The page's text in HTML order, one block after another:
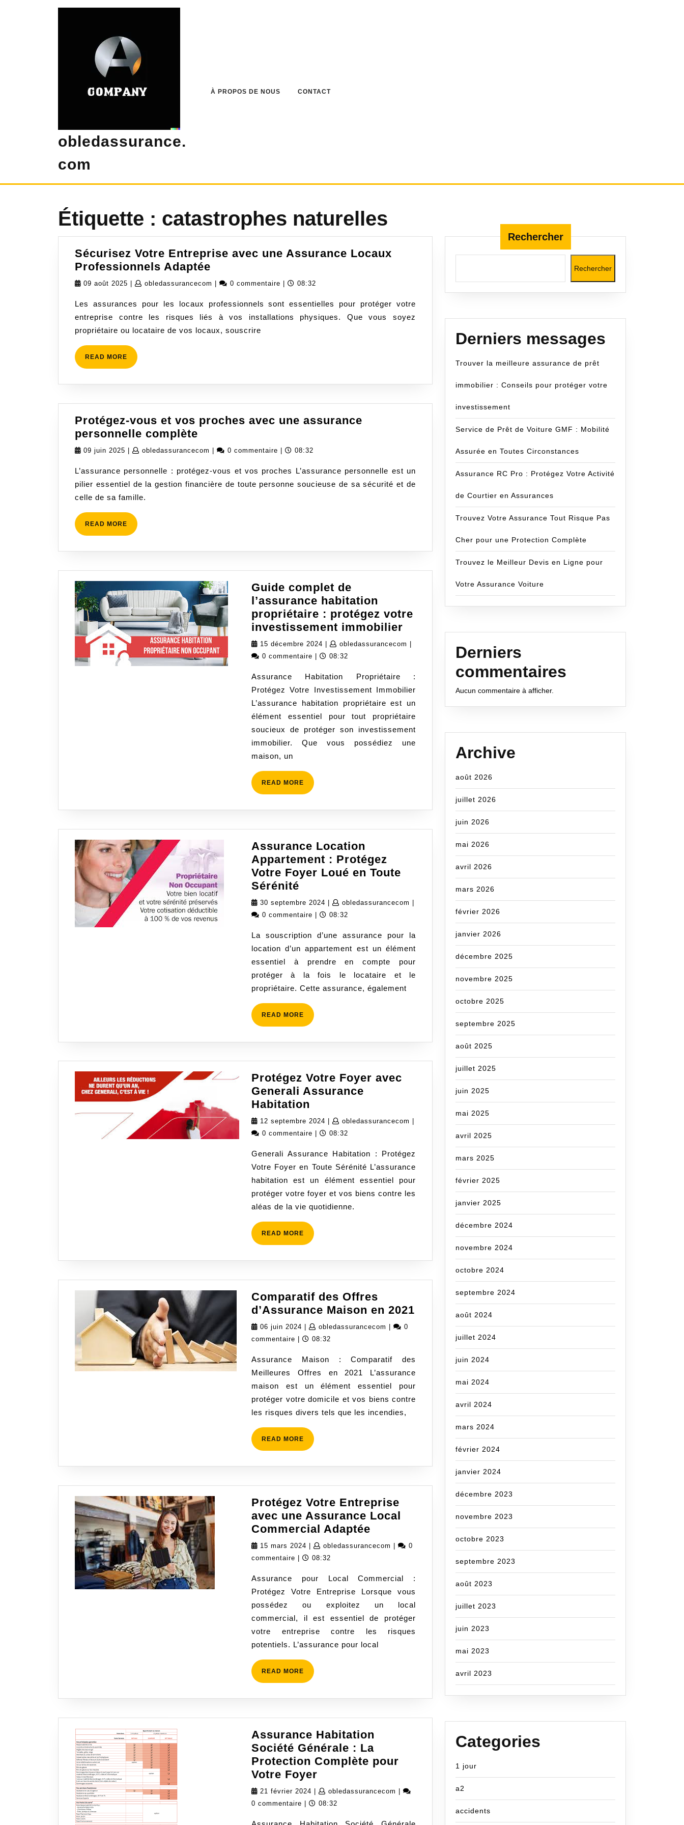
obledassurance.
com
À PROPOS DE NOUS CONTACT
Étiquette : catastrophes naturelles
Sécurisez Votre Entreprise avec une Assurance Locaux
Professionnels Adaptée
Votre
avec
une
Assurance
09 août 2025 09
2025
obledassurancecom obledassurancecom
0 commentaire 08:32
Les assurances pour les locaux professionnels sont essentielles pour protéger votre
entreprise contre les risques liés à vos installations physiques. Que vous soyez
propriétaire ou locataire de vos locaux, souscrire
READ MORE READ
MORE
Protégez-vous et vos proches avec une assurance
personnelle complète
vous
vos
proches
complète
09 juin 2025 09
2025
obledassurancecom obledassurancecom
0 commentaire 08:32
L’assurance personnelle : protégez-vous et vos proches L’assurance personnelle est un
pilier essentiel de la gestion financière de toute personne soucieuse de sa sécurité et de
celle de sa famille.
READ MORE READ
MORE
Guide complet de
l’assurance habitation
propriétaire : protégez votre
investissement immobilier
complet
l’assurance
habitation
propriétaire
protégez
votre
investissement
immobilier
15 décembre 2024 15
décembre
obledassurancecom obledassurancecom
0 commentaire
08:32
Assurance Habitation Propriétaire :
Protégez Votre Investissement Immobilier
L’assurance habitation propriétaire est un
élément essentiel pour tout propriétaire
soucieux de protéger son investissement
immobilier. Que vous possédiez une
maison, un
READ MORE READ
MORE
Assurance Location
Appartement : Protégez
Votre Foyer Loué en Toute
Sérénité
Location
Appartement
Protégez
Votre
Foyer
Loué
en
Toute
Sérénité
30 septembre 2024 30
septembre
| obledassurancecom obledassurancecom
|
0 commentaire | 08:32
La souscription d’une assurance pour la
location d’un appartement est un élément
essentiel à prendre en compte pour
protéger à la fois le locataire et le
propriétaire. Cette assurance, également
READ MORE READ
MORE
Protégez Votre Foyer avec
Generali Assurance
Habitation
Votre
Foyer
Generali
Assurance
Habitation
12 septembre 2024 12
septembre
obledassurancecom obledassurancecom
0 commentaire
08:32
Generali Assurance Habitation : Protégez
Votre Foyer en Toute Sérénité L’assurance
habitation est un élément essentiel pour
protéger votre foyer et vos biens contre les
aléas de la vie quotidienne.
READ MORE READ
MORE
Comparatif des Offres
d’Assurance Maison en 2021 Comparatif
d’Assurance
Maison
en
2021
06 juin 2024 06
juin
obledassurancecom obledassurancecom
0
commentaire
08:32
Assurance Maison : Comparatif des
Meilleures Offres en 2021 L’assurance
maison est un élément essentiel pour
protéger votre domicile et vos biens contre
les risques divers tels que les incendies,
READ MORE READ
MORE
Protégez Votre Entreprise
avec une Assurance Local
Commercial Adaptée
Votre
une
Assurance
Local
Commercial
Adaptée
15 mars 2024 15
mars
obledassurancecom obledassurancecom
0
commentaire
08:32
Assurance pour Local Commercial :
Protégez Votre Entreprise Lorsque vous
possédez ou exploitez un local
commercial, il est essentiel de protéger
votre entreprise contre les risques
potentiels. L’assurance pour local
READ MORE READ
MORE
Assurance Habitation
Société Générale : La
Protection Complète pour
Votre Foyer
Habitation
Société
21 février 2024 21
février
| obledassurancecom obledassurancecom
|
0 commentaire | 08:32
Rechercher
Rechercher
Derniers messages
Trouver la meilleure assurance de prêt
immobilier : Conseils pour protéger votre
investissement
Service de Prêt de Voiture GMF : Mobilité
Assurée en Toutes Circonstances
Assurance RC Pro : Protégez Votre Activité
de Courtier en Assurances
Trouvez Votre Assurance Tout Risque Pas
Cher pour une Protection Complète
Trouvez le Meilleur Devis en Ligne pour
Votre Assurance Voiture
Derniers
commentaires
Aucun commentaire à afficher.
Archive
août 2026
juillet 2026
juin 2026
mai 2026
avril 2026
mars 2026
février 2026
janvier 2026
décembre 2025
novembre 2025
octobre 2025
septembre 2025
août 2025
juillet 2025
juin 2025
mai 2025
avril 2025
mars 2025
février 2025
janvier 2025
décembre 2024
novembre 2024
octobre 2024
septembre 2024
août 2024
juillet 2024
juin 2024
mai 2024
avril 2024
mars 2024
février 2024
janvier 2024
décembre 2023
novembre 2023
octobre 2023
septembre 2023
août 2023
juillet 2023
juin 2023
mai 2023
avril 2023
Categories
1 jour
a2
accidents